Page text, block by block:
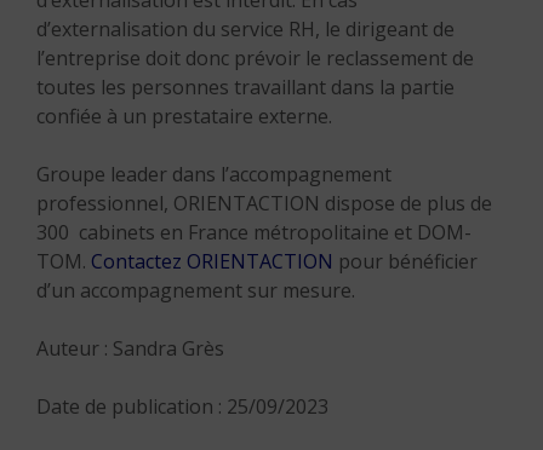
d’externalisation du service RH, le dirigeant de
l’entreprise doit donc prévoir le reclassement de
toutes les personnes travaillant dans la partie
confiée à un prestataire externe.
Groupe leader dans l’accompagnement
professionnel, ORIENTACTION dispose de plus de
300 cabinets en France métropolitaine et DOM-
TOM. Contactez ORIENTACTION pour bénéficier
d’un accompagnement sur mesure.
Auteur : Sandra Grès
Date de publication : 25/09/2023